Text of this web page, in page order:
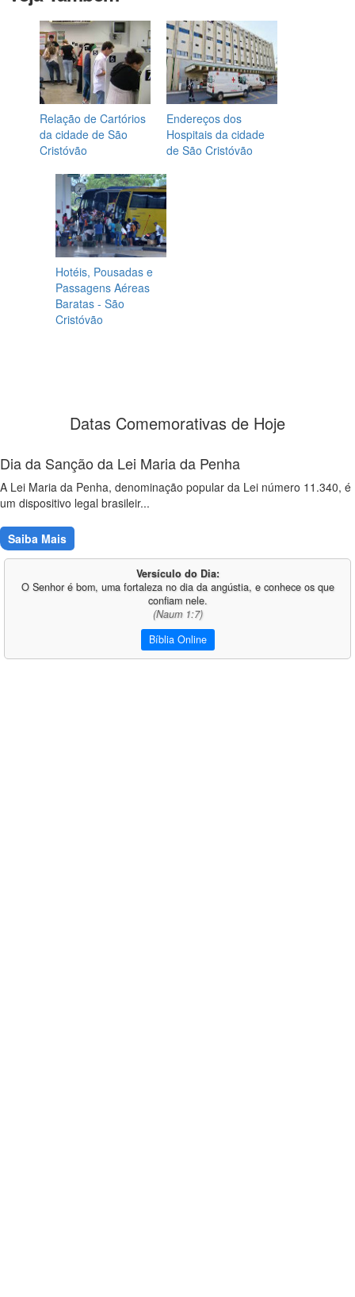
Relação de Cartórios
da cidade de São
Cristóvão
Endereços dos
Hospitais da cidade
de São Cristóvão
Hotéis, Pousadas e
Passagens Aéreas
Baratas - São
Cristóvão
Datas Comemorativas de Hoje
Dia da Sanção da Lei Maria da Penha
A Lei Maria da Penha, denominação popular da Lei número 11.340, é
um dispositivo legal brasileir...
Saiba Mais
Versículo do Dia:
O Senhor é bom, uma fortaleza no dia da angústia, e conhece os que
confiam nele.
(Naum 1:7)
Bíblia Online